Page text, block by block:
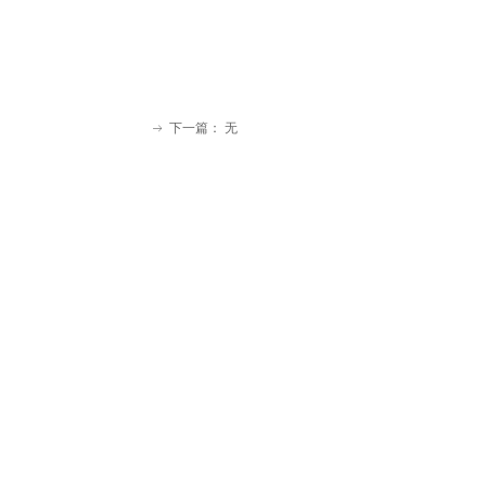
ꁹ 下一篇： 无